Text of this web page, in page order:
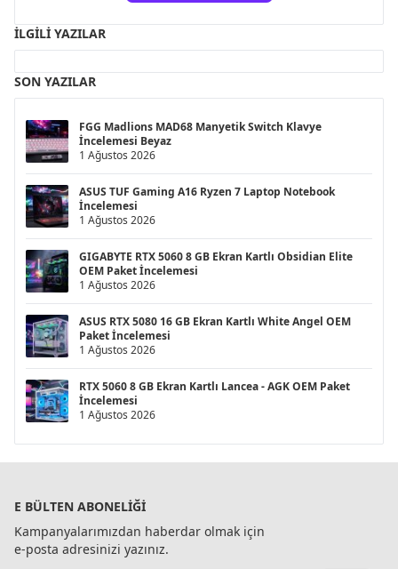
İLGILI YAZILAR
SON YAZILAR
FGG Madlions MAD68 Manyetik Switch Klavye
İncelemesi Beyaz
1 Ağustos 2026
ASUS TUF Gaming A16 Ryzen 7 Laptop Notebook
İncelemesi
1 Ağustos 2026
GIGABYTE RTX 5060 8 GB Ekran Kartlı Obsidian Elite
OEM Paket İncelemesi
1 Ağustos 2026
ASUS RTX 5080 16 GB Ekran Kartlı White Angel OEM
Paket İncelemesi
1 Ağustos 2026
RTX 5060 8 GB Ekran Kartlı Lancea - AGK OEM Paket
İncelemesi
1 Ağustos 2026
E BÜLTEN ABONELIĞI
Kampanyalarımızdan haberdar olmak için
e-posta adresinizi yazınız.